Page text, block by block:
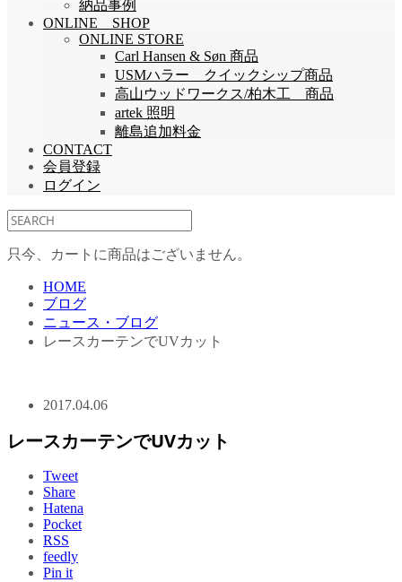
納品事例
ONLINE SHOP
ONLINE STORE
Carl Hansen & Søn 商品
USMハラー クイックシップ商品
高山ウッドワークス/柏木工 商品
artek 照明
離島追加料金
CONTACT
会員登録
ログイン
只今、カートに商品はございません。
HOME
ブログ
ニュース・ブログ
レースカーテンでUVカット
2017.04.06
レースカーテンでUVカット
Tweet
Share
Hatena
Pocket
RSS
feedly
Pin it